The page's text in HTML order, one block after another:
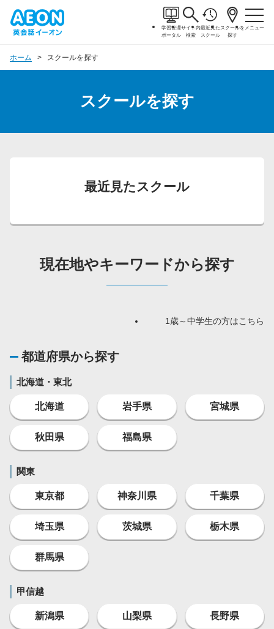
学習管理
ポータル
サイト内
検索
最近見た
スクール
スクールを
探す
メニュー
ホーム スクールを探す
スクールを探す
最近見たスクール
現在地やキーワードから探す
1歳～中学生の方はこちら
都道府県から探す
北海道・東北
北海道 岩手県 宮城県
秋田県 福島県
関東
東京都 神奈川県 千葉県
埼玉県 茨城県 栃木県
群馬県
甲信越
新潟県 山梨県 長野県